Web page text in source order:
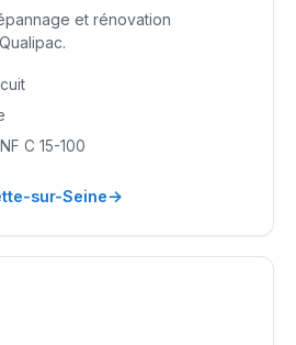
et rénovation
C 15-100
sur-Seine→